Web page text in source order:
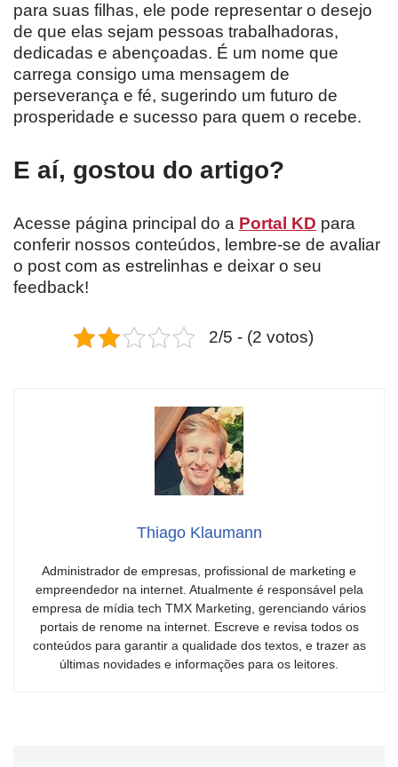
para suas filhas, ele pode representar o desejo
de que elas sejam pessoas trabalhadoras,
dedicadas e abençoadas. É um nome que
carrega consigo uma mensagem de
perseverança e fé, sugerindo um futuro de
prosperidade e sucesso para quem o recebe.
E aí, gostou do artigo?
Acesse página principal do a Portal KD para
conferir nossos conteúdos, lembre-se de avaliar
o post com as estrelinhas e deixar o seu
feedback!
2/5 - (2 votos)
Thiago Klaumann
Administrador de empresas, profissional de marketing e
empreendedor na internet. Atualmente é responsável pela
empresa de mídia tech TMX Marketing, gerenciando vários
portais de renome na internet. Escreve e revisa todos os
conteúdos para garantir a qualidade dos textos, e trazer as
últimas novidades e informações para os leitores.